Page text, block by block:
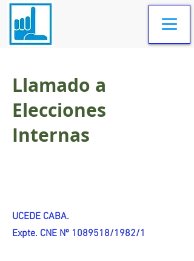
Llamado a
Elecciones
Internas
UCEDE CABA.
Expte. CNE Nº 1089518/1982/1